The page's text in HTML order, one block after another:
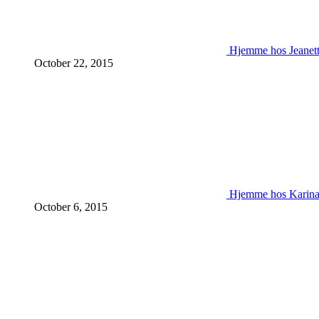
Hjemme hos
October 22, 2015
Hjemme hos Karina
October 6, 2015